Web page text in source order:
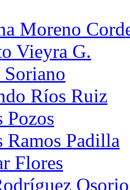
Moreno
Vieyra G.
Ríos Ruiz
Pozos
Ramos Padilla
Flores
Osorio